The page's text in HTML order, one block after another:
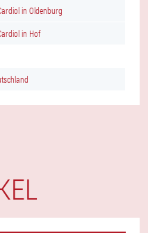
in Oldenburg
in Hof